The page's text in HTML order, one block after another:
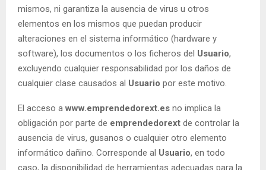
mismos, ni garantiza la ausencia de virus u otros
elementos en los mismos que puedan producir
alteraciones en el sistema informático (hardware y
software), los documentos o los ficheros del Usuario,
excluyendo cualquier responsabilidad por los daños de
cualquier clase causados al Usuario por este motivo.
El acceso a www.emprendedorext.es no implica la
obligación por parte de emprendedorext de controlar la
ausencia de virus, gusanos o cualquier otro elemento
informático dañino. Corresponde al Usuario, en todo
caso, la disponibilidad de herramientas adecuadas para la